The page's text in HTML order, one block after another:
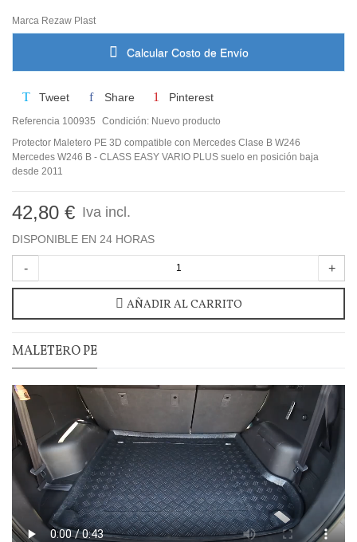
Marca Rezaw Plast
Calcular Costo de Envío
Tweet Share Pinterest
Referencia 100935 Condición: Nuevo producto
Protector Maletero PE 3D compatible con Mercedes Clase B W246
Mercedes W246 B - CLASS EASY VARIO PLUS suelo en posición baja
desde 2011
42,80 € Iva incl.
DISPONIBLE EN 24 HORAS
- +
AÑADIR AL CARRITO
MALETERO PE